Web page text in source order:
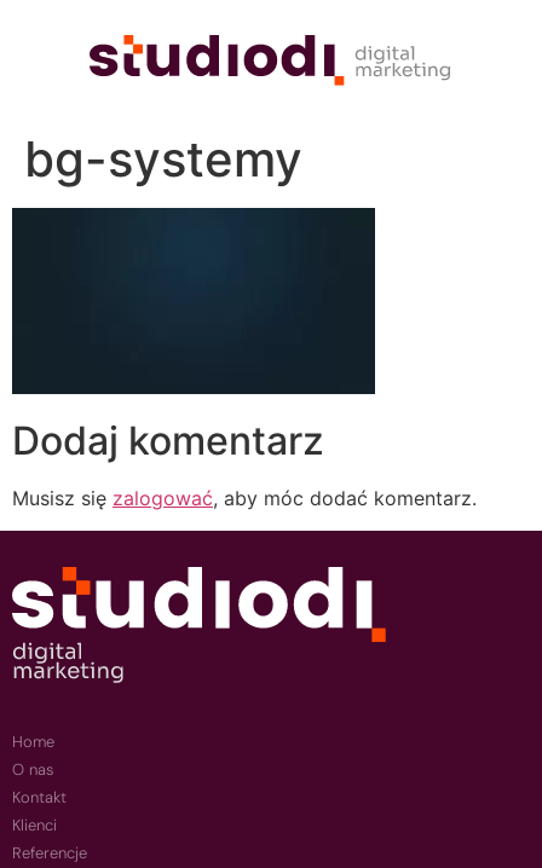
bg-systemy
Dodaj komentarz
Musisz się zalogować, aby móc dodać komentarz.
Home
O nas
Kontakt
Klienci
Referencje